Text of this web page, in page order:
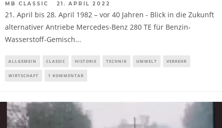
MB CLASSIC 21. APRIL 2022
21. April bis 28. April 1982 – vor 40 Jahren - Blick in die Zukunft
alternativer Antriebe Mercedes-Benz 280 TE für Benzin-
Wasserstoff-Gemisch...
ALLGEMEIN CLASSIC HISTORIE TECHNIK UMWELT VERKEHR
WIRTSCHAFT 1 KOMMENTAR